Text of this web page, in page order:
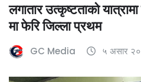
लगातार उत्कृष्टताको
मा फेरि जिल्ला प्रथम
GC Media ५ असार